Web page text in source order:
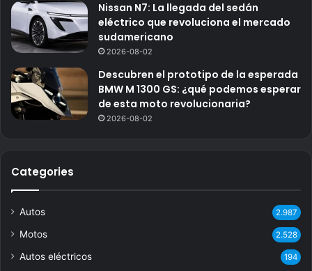
Nissan N7: La llegada del sedán
eléctrico que revoluciona el mercado
sudamericano
2026-08-02
Descubren el prototipo de la esperada
BMW M 1300 GS: ¿qué podemos esperar
de esta moto revolucionaria?
2026-08-02
Categories
Autos 2.987
Motos 2.528
Autos eléctricos 194